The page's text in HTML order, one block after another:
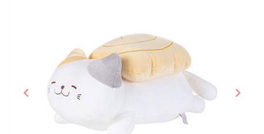
Previous Next